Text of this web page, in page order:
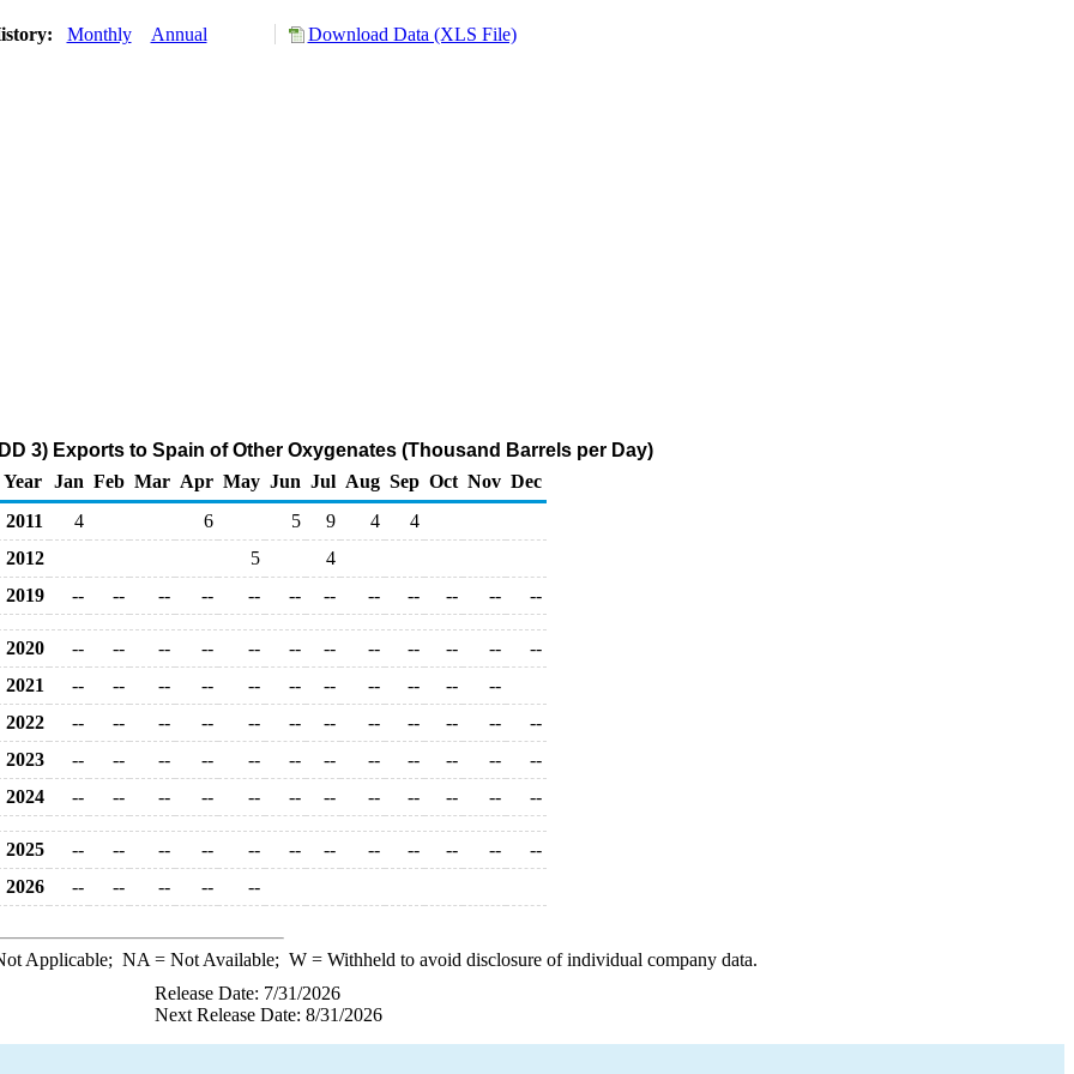
Monthly Annual Download Data (XLS File)
3) Exports to Spain of Other Oxygenates (Thousand Barrels per Day)
Year
Jan Feb Mar Apr May Jun Jul Aug Sep Oct Nov Dec
2011
4 6 5 9 4
4
2012
5
4
2019
-- -- -- -- -- -- -- -- -- -- -- --
2020 -- -- -- -- -- -- -- -- -- -- --
--
2021
-- -- -- -- -- -- -- -- -- --
--
2022
-- -- -- -- -- -- -- -- -- -- --
--
2023
-- -- -- -- -- -- -- -- -- -- --
--
2024
-- -- -- -- -- -- -- -- -- -- -- --
2025 -- -- -- -- -- -- -- -- -- -- --
--
2026
-- -- -- -- --
Applicable; NA = Not Available; W= Withheld to avoid disclosure of individual company data.
Release Date: 7/31/2026
Next Release Date: 8/31/2026